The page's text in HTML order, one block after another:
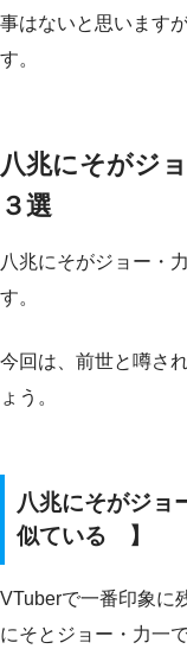
事はないと思います
す。
八兆にそがジ
３選
八兆にそがジョー・
す。
今回は、前世と噂さ
ょう。
八兆にそがジ
似ている 】
VTuberで一番印象に
にそとジョー・力一